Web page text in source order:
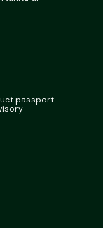
passport